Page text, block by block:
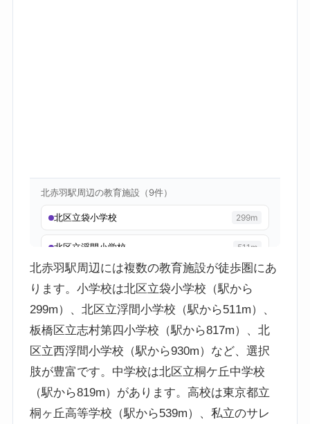
北赤羽駅周辺には複数の教育施設が徒歩圏にあ
ります。小学校は北区立袋小学校（駅から
299m）、北区立浮間小学校（駅から511m）、
板橋区立志村第四小学校（駅から817m）、北
区立西浮間小学校（駅から930m）など、選択
肢が豊富です。中学校は北区立桐ケ丘中学校
（駅から819m）があります。高校は東京都立
桐ヶ丘高等学校（駅から539m）、私立のサレ